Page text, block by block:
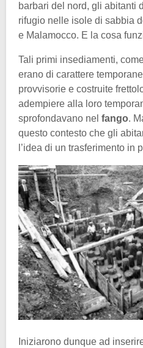
barbari del nord, gli abitanti
rifugio nelle isole di sabbia
e Malamocco. E la cosa
Tali primi insediamenti,
erano di carattere
provvisorie e costruite
adempiere alla loro
sprofondavano nel fango.
questo contesto che gli
l’idea di un trasferimento in
Iniziarono dunque ad